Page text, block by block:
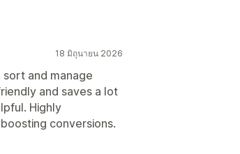
18 มิถุนายน 2026
and manage
and saves a lot
Highly
conversions.